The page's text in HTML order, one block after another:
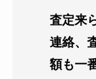
査定来
連絡、
額も一